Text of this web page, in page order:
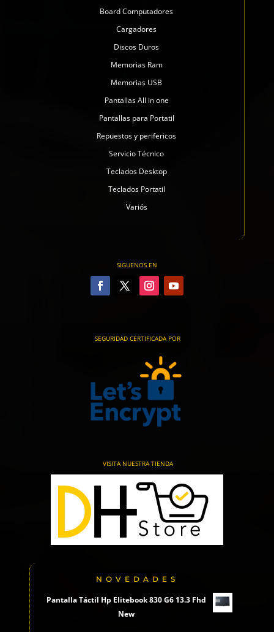
Board Computadores
Cargadores
Discos Duros
Memorias Ram
Memorias USB
Pantallas All in one
Pantallas para Portatil
Repuestos y perifericos
Servicio Técnico
Teclados Desktop
Teclados Portatil
Variós
SIGUENOS EN
SEGURIDAD CERTIFICADA POR
VISITA NUESTRA TIENDA
NOVEDADES
Pantalla Táctil Hp Elitebook 830 G6 13.3 Fhd
New